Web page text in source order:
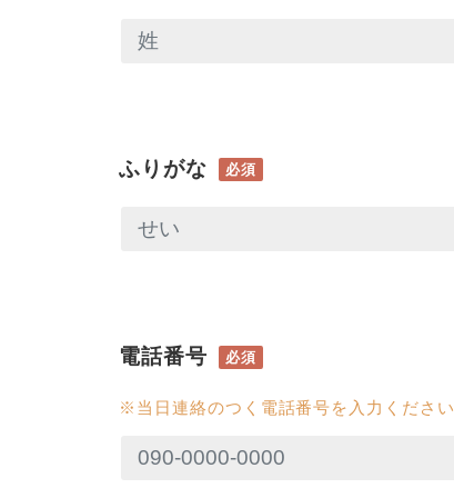
ふりがな 必須
電話番号 必須
※当日連絡のつく電話番号を入力ください